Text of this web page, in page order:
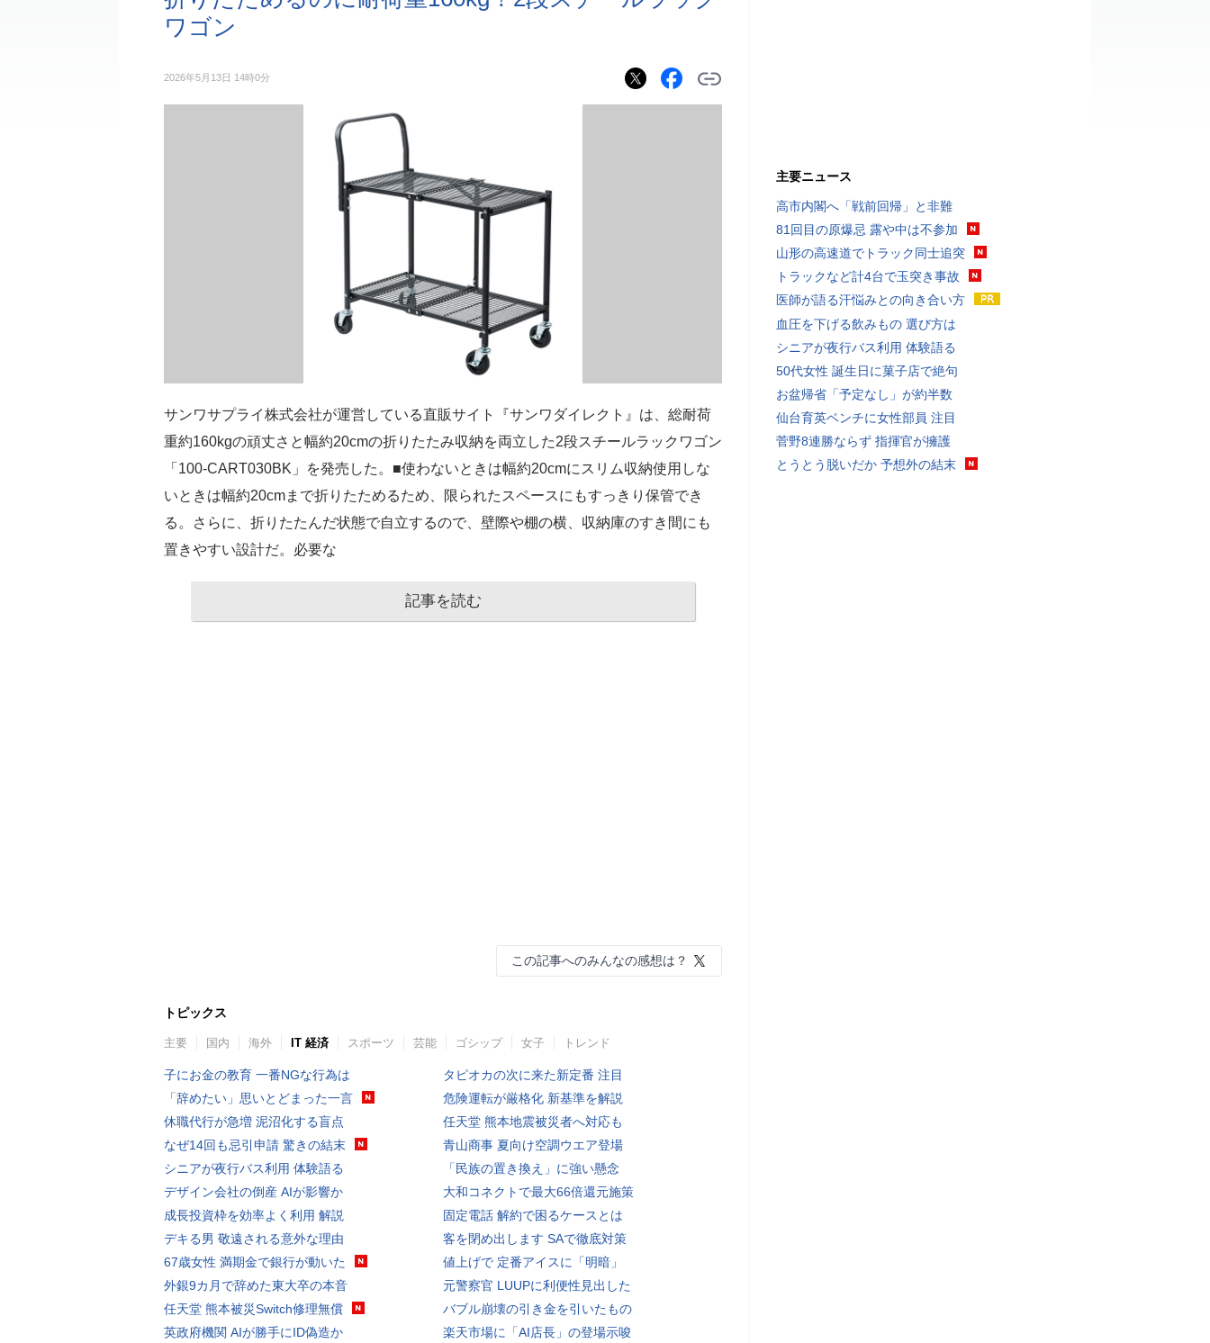
ワゴン
2026年5月13日 14時0分
サンワサプライ株式会社が運営している直販サイト『サンワダイレクト』は、総耐荷
重約160kgの頑丈さと幅約20cmの折りたたみ収納を両立した2段スチールラックワゴン
「100-CART030BK」を発売した。■使わないときは幅約20cmにスリム収納使用しな
いときは幅約20cmまで折りたためるため、限られたスペースにもすっきり保管でき
る。さらに、折りたたんだ状態で自立するので、壁際や棚の横、収納庫のすき間にも
置きやすい設計だ。必要な
記事を読む
この記事へのみんなの感想は？
トピックス
主要 国内 海外 IT 経済 スポーツ 芸能 ゴシップ 女子 トレンド
子にお金の教育 一番NGな行為は
「辞めたい」思いとどまった一言
休職代行が急増 泥沼化する盲点
なぜ14回も忌引申請 驚きの結末
シニアが夜行バス利用 体験語る
デザイン会社の倒産 AIが影響か
成長投資枠を効率よく利用 解説
デキる男 敬遠される意外な理由
67歳女性 満期金で銀行が動いた
外銀9カ月で辞めた東大卒の本音
任天堂 熊本被災Switch修理無償
英政府機関 AIが勝手にID偽造か
タピオカの次に来た新定番 注目
危険運転が厳格化 新基準を解説
任天堂 熊本地震被災者へ対応も
青山商事 夏向け空調ウエア登場
「民族の置き換え」に強い懸念
大和コネクトで最大66倍還元施策
固定電話 解約で困るケースとは
客を閉め出します SAで徹底対策
値上げで 定番アイスに「明暗」
元警察官 LUUPに利便性見出した
バブル崩壊の引き金を引いたもの
楽天市場に「AI店長」の登場示唆
主要ニュース
高市内閣へ「戦前回帰」と非難
81回目の原爆忌 露や中は不参加
山形の高速道でトラック同士追突
トラックなど計4台で玉突き事故
医師が語る汗悩みとの向き合い方
血圧を下げる飲みもの 選び方は
シニアが夜行バス利用 体験語る
50代女性 誕生日に菓子店で絶句
お盆帰省「予定なし」が約半数
仙台育英ベンチに女性部員 注目
菅野8連勝ならず 指揮官が擁護
とうとう脱いだか 予想外の結末